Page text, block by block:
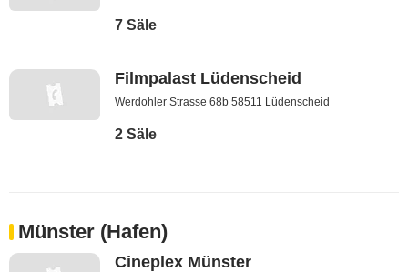
7 Säle
Filmpalast Lüdenscheid
Werdohler Strasse 68b 58511 Lüdenscheid
2 Säle
Münster (Hafen)
Cineplex Münster